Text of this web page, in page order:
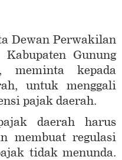
Dewan Perwakilan
Gunung
meminta kepada
untuk menggali
pajak daerah.
daerah harus
membuat regulasi
tidak menunda.